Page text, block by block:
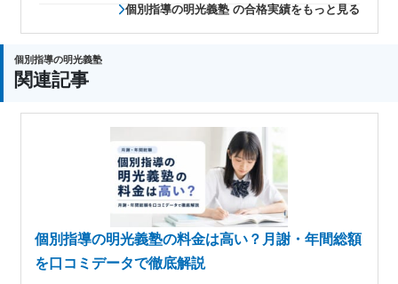
個別指導の明光義塾 の合格実績をもっと見る
個別指導の明光義塾
関連記事
個別指導の明光義塾の料金は高い？月謝・年間総額
を口コミデータで徹底解説